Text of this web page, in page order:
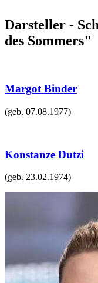
Darsteller -
des Sommers"
Margot Binder
(geb. 07.08.1977)
Konstanze Dutzi
(geb. 23.02.1974)